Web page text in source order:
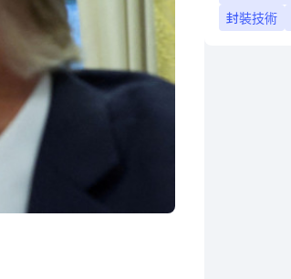
封裝技術